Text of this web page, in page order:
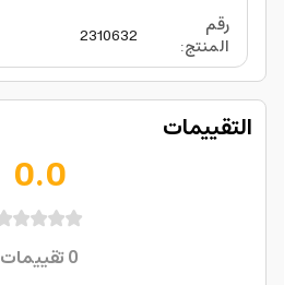
رقم
المنتج:
2310632
التقييمات
0.0
0تقييمات